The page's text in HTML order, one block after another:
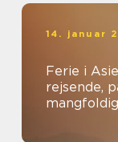
14. januar
Ferie i
rejsende,